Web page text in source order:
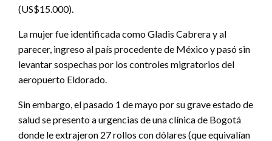
(US$15.000).
La mujer fue identificada como Gladis Cabrera y al
parecer, ingreso al país procedente de México y pasó sin
levantar sospechas por los controles migratorios del
aeropuerto Eldorado.
Sin embargo, el pasado 1 de mayo por su grave estado de
salud se presento a urgencias de una clínica de Bogotá
donde le extrajeron 27 rollos con dólares (que equivalían